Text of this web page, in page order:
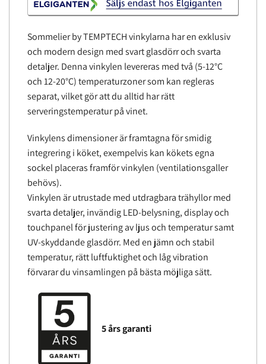
Sommelier by TEMPTECH vinkylarna har en exklusiv
och modern design med svart glasdörr och svarta
detaljer. Denna vinkylen levereras med två (5-12°C
och 12-20°C) temperaturzoner som kan regleras
separat, vilket gör att du alltid har rätt
serveringstemperatur på vinet.
Vinkylens dimensioner är framtagna för smidig
integrering i köket, exempelvis kan kökets egna
sockel placeras framför vinkylen (ventilationsgaller
behövs).
Vinkylen är utrustade med utdragbara trähyllor med
svarta detaljer, invändig LED-belysning, display och
touchpanel för justering av ljus och temperatur samt
UV-skyddande glasdörr. Med en jämn och stabil
temperatur, rätt luftfuktighet och låg vibration
förvarar du vinsamlingen på bästa möjliga sätt.
5 års garanti